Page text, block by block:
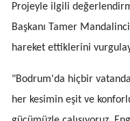
Projeyle ilgili
Başkanı Tamer
hareket ettiklerini
"Bodrum'da hiçbir
her kesimin eşit ve